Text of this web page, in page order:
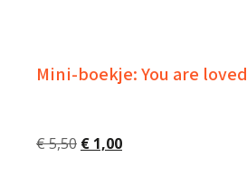
Mini-boekje: You are loved
€5,50 Oorspronkelijke
€ 1,00Huidige